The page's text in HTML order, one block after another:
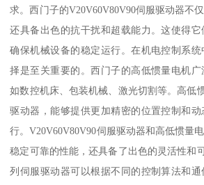
求。西门子的V20V60V80V90伺服驱动器不
还具备出色的抗干扰和超载能力。这使得它
确保机械设备的稳定运行。在机电控制系
择是至关重要的。西门子的高低惯量电机广
如数控机床、包装机械、激光切割等。高低
驱动器，能够提供更加精密的位置控制和
行。V20V60V80V90伺服驱动器和高低惯量
稳定可靠的性能，还具备了出色的灵活性和
列伺服驱动器可以根据不同的控制算法和